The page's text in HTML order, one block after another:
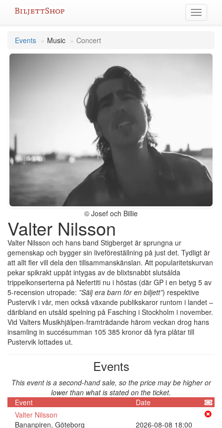
Toggle
Events
Music Concert
© Josef och Billie
Valter Nilsson
Valter Nilsson och hans band Stigberget är sprungna ur
gemenskap och bygger sin liveföreställning på just det. Tydligt är
att allt fler vill dela den tillsammanskänslan. Att popularitetskurvan
pekar spikrakt uppåt intygas av de blixtsnabbt slutsålda
trippelkonserterna på Nefertiti nu i höstas (där GP i en betyg 5 av
5-recension utropade: ”Sälj era barn för en biljett”) respektive
Pustervik i vår, men också växande publikskaror runtom i landet –
däribland en utsåld spelning på Fasching i Stockholm i november.
Vid Valters Musikhjälpen-framträdande härom veckan drog hans
insamling in succésumman 105 385 kronor då fyra plåtar till
Pustervik lottades ut.
Events
This event is a second-hand sale, so the price may be higher or
lower than what is stated on the ticket.
Event
Date
Valter Nilsson
Bananpiren, Göteborg
2026-08-08 18:00